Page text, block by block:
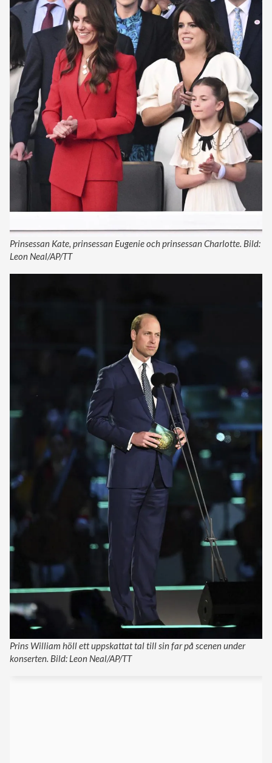
Prinsessan Kate, prinsessan Eugenie och prinsessan Charlotte. Bild:
Leon Neal/AP/TT
Prins William höll ett uppskattat tal till sin far på scenen under
konserten. Bild: Leon Neal/AP/TT